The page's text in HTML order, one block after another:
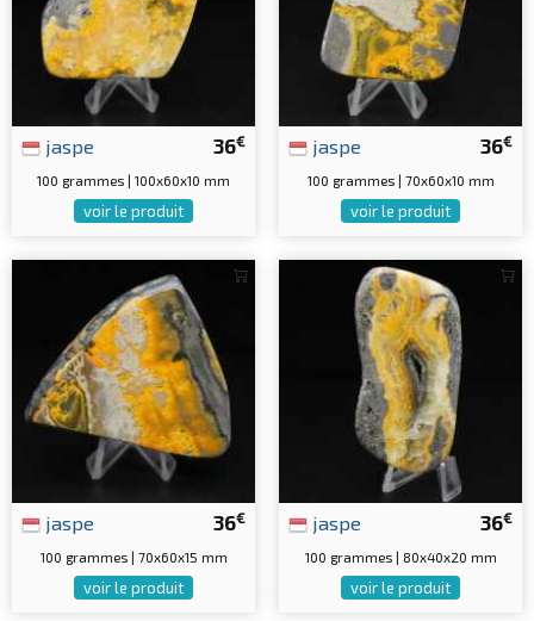
36€
jaspe
100 grammes | 100x60x10 mm
voir le produit
36€
jaspe
100 grammes | 70x60x10 mm
voir le produit
36€
jaspe
100 grammes | 70x60x15 mm
voir le produit
36€
jaspe
100 grammes | 80x40x20 mm
voir le produit